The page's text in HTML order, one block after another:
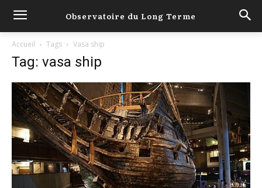
Observatoire du Long Terme
Accueil Tags Vasa ship
Tag: vasa ship